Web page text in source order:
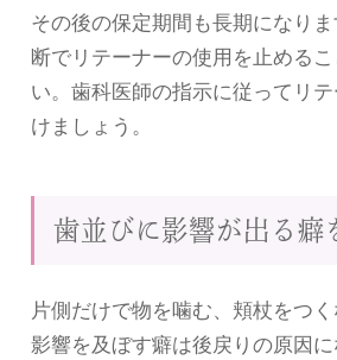
その後の保定期間も長期になり
断でリテーナーの使用を止める
い。歯科医師の指示に従ってリ
けましょう。
歯並びに影響が出る癖
片側だけで物を噛む、頬杖をつ
影響を及ぼす癖は後戻りの原因